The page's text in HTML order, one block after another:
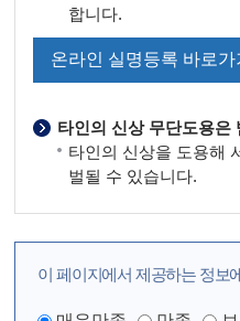
합니다.
온라인 실명등록 바로가
타인의 신상 무단도용은
타인의 신상을 도용해
벌될 수 있습니다.
이 페이지에서 제공하는 정보